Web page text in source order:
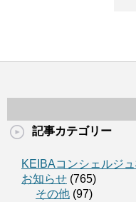
記事カテゴリー
KEIBAコンシェルジ
お知らせ (765)
その他 (97)